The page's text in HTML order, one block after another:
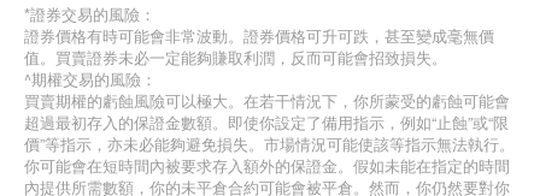
*證券交易的風險：
證券價格有時可能會非常波動。證券價格可升可跌，甚至變成毫無價
值。買賣證券未必一定能夠賺取利潤，反而可能會招致損失。
^期權交易的風險：
買賣期權的虧蝕風險可以極大。在若干情況下，你所蒙受的虧蝕可能會
超過最初存入的保證金數額。即使你設定了備用指示，例如“止蝕”或“限
價”等指示，亦未必能夠避免損失。市場情況可能使該等指示無法執行。
你可能會在短時間內被要求存入額外的保證金。假如未能在指定的時間
內提供所需數額，你的未平倉合約可能會被平倉。然而，你仍然要對你